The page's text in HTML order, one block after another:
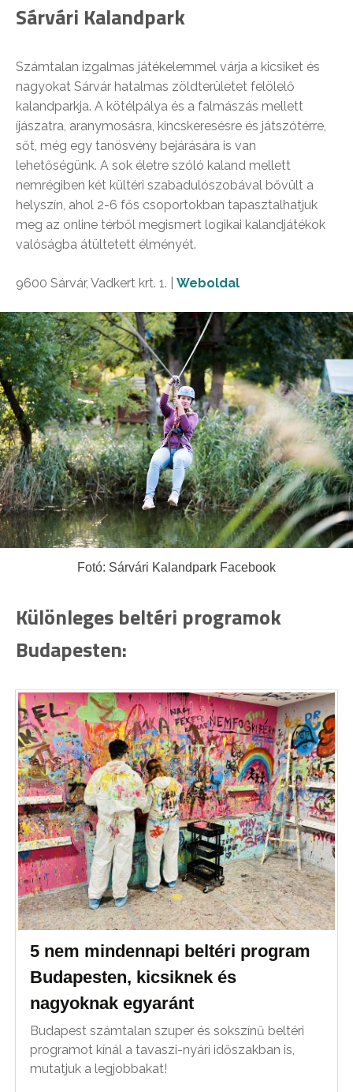
Sárvári Kalandpark
Számtalan izgalmas játékelemmel várja a kicsiket és
nagyokat Sárvár hatalmas zöldterületet felölelő
kalandparkja. A kötélpálya és a falmászás mellett
íjászatra, aranymosásra, kincskeresésre és játszótérre,
sőt, még egy tanösvény bejárására is van
lehetőségünk. A sok életre szóló kaland mellett
nemrégiben két kültéri szabadulószobával bővült a
helyszín, ahol 2-6 fős csoportokban tapasztalhatjuk
meg az online térből megismert logikai kalandjátékok
valóságba átültetett élményét.
9600 Sárvár, Vadkert krt. 1. | Weboldal
Fotó: Sárvári Kalandpark Facebook
Különleges beltéri programok
Budapesten:
5 nem mindennapi beltéri program
Budapesten, kicsiknek és
nagyoknak egyaránt
Budapest számtalan szuper és sokszínű beltéri
programot kínál a tavaszi-nyári időszakban is,
mutatjuk a legjobbakat!